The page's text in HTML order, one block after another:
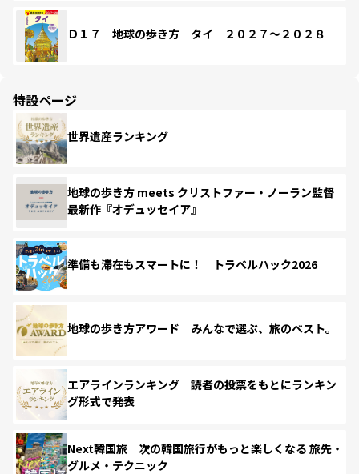
Ｄ１７ 地球の歩き方 タイ ２０２７～２０２８
特設ページ
世界遺産ランキング
地球の歩き方 meets クリストファー・ノーラン監督
最新作『オデュッセイア』
準備も滞在もスマートに！ トラベルハック2026
地球の歩き方アワード みんなで選ぶ、旅のベスト。
エアラインランキング 読者の投票をもとにランキン
グ形式で発表
Next韓国旅 次の韓国旅行がもっと楽しくなる 旅先・
グルメ・テクニック